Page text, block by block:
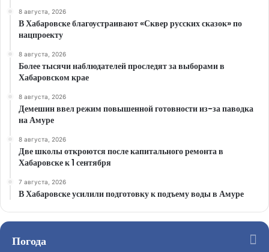
8 августа, 2026
В Хабаровске благоустраивают «Сквер русских сказок» по
нацпроекту
8 августа, 2026
Более тысячи наблюдателей проследят за выборами в
Хабаровском крае
8 августа, 2026
Демешин ввел режим повышенной готовности из-за паводка
на Амуре
8 августа, 2026
Две школы откроются после капитального ремонта в
Хабаровске к 1 сентября
7 августа, 2026
В Хабаровске усилили подготовку к подъему воды в Амуре
Погода